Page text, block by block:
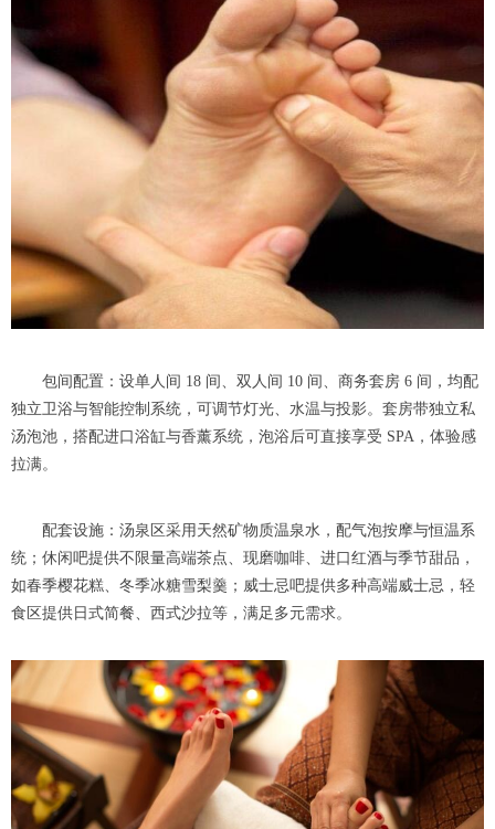
包间配置：设单人间 18 间、双人间 10 间、商务套房 6 间，均配
独立卫浴与智能控制系统，可调节灯光、水温与投影。套房带独立私
汤泡池，搭配进口浴缸与香薰系统，泡浴后可直接享受 SPA，体验感
拉满。
配套设施：汤泉区采用天然矿物质温泉水，配气泡按摩与恒温系
统；休闲吧提供不限量高端茶点、现磨咖啡、进口红酒与季节甜品，
如春季樱花糕、冬季冰糖雪梨羹；威士忌吧提供多种高端威士忌，轻
食区提供日式简餐、西式沙拉等，满足多元需求。